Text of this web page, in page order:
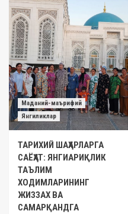
Маданий-маърифий
Янгиликлар
ТАРИХИЙ ШАҲАРЛАРГА
САЁҲАТ: ЯНГИАРИҚЛИК
ТАЪЛИМ
ХОДИМЛАРИНИНГ
ЖИЗЗАХ ВА
САМАРҚАНДГА